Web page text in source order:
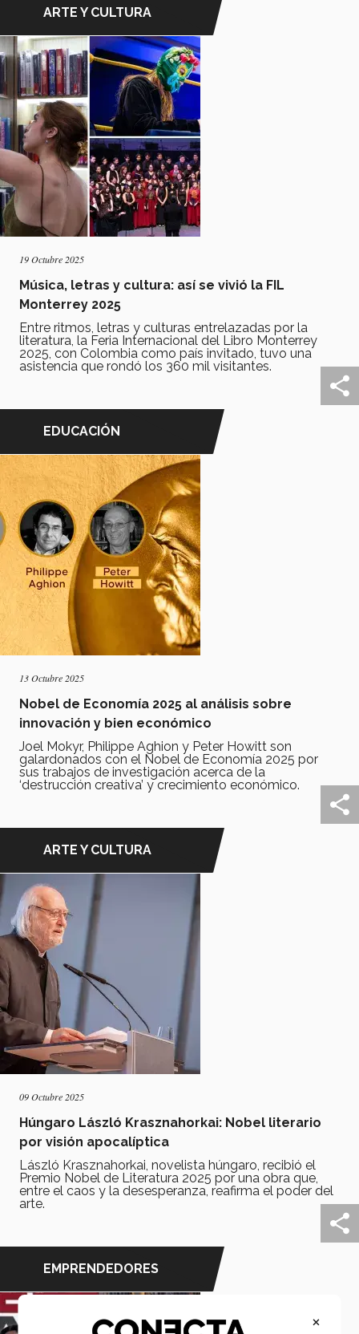
ARTE Y CULTURA
19 Octubre 2025
Música, letras y cultura: así se vivió la FIL
Monterrey 2025
Entre ritmos, letras y culturas entrelazadas por la
literatura, la Feria Internacional del Libro Monterrey
2025, con Colombia como país invitado, tuvo una
asistencia que rondó los 360 mil visitantes.
EDUCACIÓN
13 Octubre 2025
Nobel de Economía 2025 al análisis sobre
innovación y bien económico
Joel Mokyr, Philippe Aghion y Peter Howitt son
galardonados con el Nobel de Economía 2025 por
sus trabajos de investigación acerca de la
‘destrucción creativa’ y crecimiento económico.
ARTE Y CULTURA
09 Octubre 2025
Húngaro László Krasznahorkai: Nobel literario
por visión apocalíptica
László Krasznahorkai, novelista húngaro, recibió el
Premio Nobel de Literatura 2025 por una obra que,
entre el caos y la desesperanza, reafirma el poder del
arte.
EMPRENDEDORES
×